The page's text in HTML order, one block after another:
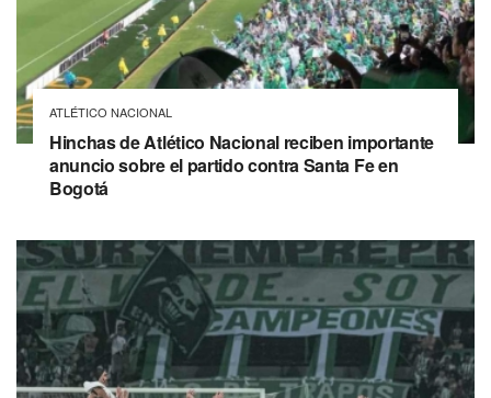
ATLÉTICO NACIONAL
Hinchas de Atlético Nacional reciben importante
anuncio sobre el partido contra Santa Fe en
Bogotá